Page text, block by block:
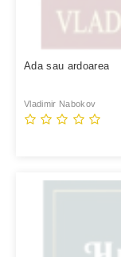
Ada sau ardoarea
Vladimir Nabokov